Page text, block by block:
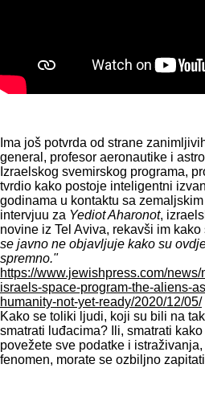
Ima još potvrda od strane
general, profesor aeronautike i
Izraelskog svemirskog programa,
tvrdio kako postoje inteligentni
godinama u kontaktu sa
intervjuu za Yediot Aharonot,
novine iz Tel Aviva, rekavši im kako
se javno ne objavljuje kako su
spremno."
https://www.jewishpress.com/
israels-space-program-the-aliens-
humanity-not-yet-ready/2020/12/05/
Kako se toliki ljudi, koji su bili na
smatrati luđacima? Ili, smatrati
povežete sve podatke i
fenomen, morate se ozbiljno